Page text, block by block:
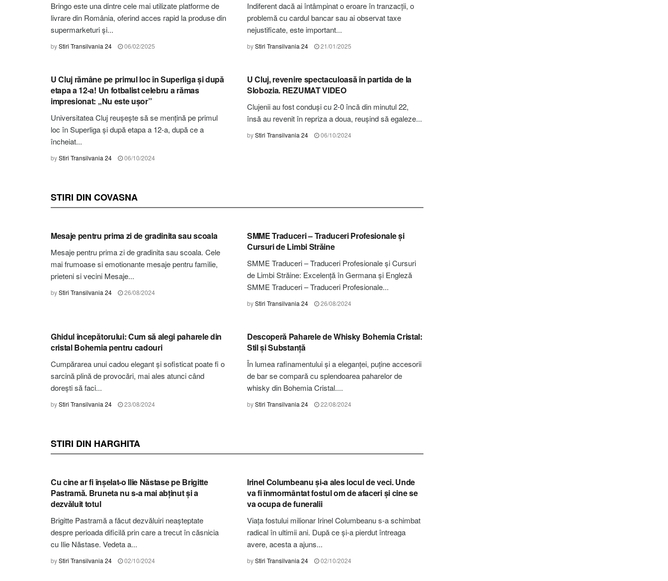
Bringo este una dintre cele mai utilizate platforme de
livrare din România, oferind acces rapid la produse din
supermarketuri și...
byStiri Transilvania 24 06/02/2025
Indiferent dacă ai întâmpinat o eroare în tranzacții, o
problemă cu cardul bancar sau ai observat taxe
nejustificate, este important...
byStiri Transilvania 24 21/01/2025
U Cluj rămâne pe primul loc în Superliga și după
etapa a 12-a! Un fotbalist celebru a rămas
impresionat: „Nu este ușor”
Universitatea Cluj reușește să se mențină pe primul
loc în Superliga și după etapa a 12-a, după ce a
încheiat...
byStiri Transilvania 24 06/10/2024
U Cluj, revenire spectaculoasă în partida de la
Slobozia. REZUMAT VIDEO
Clujenii au fost conduși cu 2-0 încă din minutul 22,
însă au revenit în repriza a doua, reușind să egaleze...
byStiri Transilvania 24 06/10/2024
STIRI DIN COVASNA
Mesaje pentru prima zi de gradinita sau scoala
Mesaje pentru prima zi de gradinita sau scoala. Cele
mai frumoase si emotionante mesaje pentru familie,
prieteni si vecini Mesaje...
byStiri Transilvania 24 26/08/2024
SMME Traduceri – Traduceri Profesionale și
Cursuri de Limbi Străine
SMME Traduceri – Traduceri Profesionale și Cursuri
de Limbi Străine: Excelență în Germana și Engleză
SMME Traduceri – Traduceri Profesionale...
byStiri Transilvania 24 26/08/2024
Ghidul începătorului: Cum să alegi paharele din
cristal Bohemia pentru cadouri
Cumpărarea unui cadou elegant și sofisticat poate fi o
sarcină plină de provocări, mai ales atunci când
dorești să faci...
byStiri Transilvania 24 23/08/2024
Descoperă Paharele de Whisky Bohemia Cristal:
Stil și Substanță
În lumea rafinamentului și a eleganței, puține accesorii
de bar se compară cu splendoarea paharelor de
whisky din Bohemia Cristal....
byStiri Transilvania 24 22/08/2024
STIRI DIN HARGHITA
Cu cine ar fi înșelat-o Ilie Năstase pe Brigitte
Pastramă. Bruneta nu s-a mai abținut și a
dezvăluit totul
Brigitte Pastramă a făcut dezvăluiri neașteptate
despre perioada dificilă prin care a trecut în căsnicia
cu Ilie Năstase. Vedeta a...
byStiri Transilvania 24 02/10/2024
Irinel Columbeanu și-a ales locul de veci. Unde
va fi înmormântat fostul om de afaceri și cine se
va ocupa de funeralii
Viața fostului milionar Irinel Columbeanu s-a schimbat
radical în ultimii ani. După ce și-a pierdut întreaga
avere, acesta a ajuns...
byStiri Transilvania 24 02/10/2024